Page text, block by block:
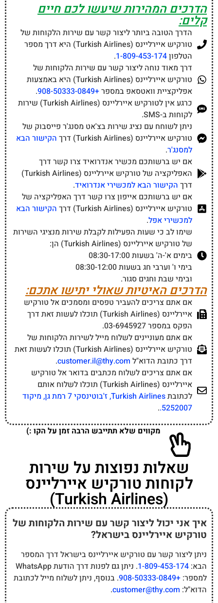
הדרכים המהירות שיעשו לכם חיים
קלים:
הדרך הטובה ביותר ליצור קשר עם שירות הלקוחות של
טורקיש איירליינס (Turkish Airlines) היא דרך מספר
הטלפון1-809-453-174
.
דרך מאוד נוחה ליצור קשר עם שירות הלקוחות של
טורקיש איירליינס (Turkish Airlines) היא באמצעות
אפליקציית וואטסאפ במספר+908-50333-0849
.
כרגע אין לטורקיש איירליינס (Turkish Airlines) שירות
לקוחות ב-SMS.
ניתן לשוחח עם נציג שירות בצ'אט מסנג'ר פייסבוק של
טורקיש איירליינס (Turkish Airlines) דרך
הקישור הבא
למסנג'ר.
אם יש ברשותכם מכשיר אנדרואיד צרו קשר דרך
האפליקציה של טורקיש איירליינס (Turkish Airlines)
דרך הקישור הבא למכשירי אנדרואיד.
אם יש ברשותכם אייפון צרו קשר דרך האפליקציה של
טורקיש איירליינס (Turkish Airlines) דרך
הקישור הבא
למכשירי אפל.
שימו לב כי שעות הפעילות לקבלת שירות מנציגי השירות
של טורקיש איירליינס (Turkish Airlines) הן:
בימים א'-ה' בשעות 08:30-17:00
בימי ו' וערבי חג בשעות 08:30-12:00
ובימי שבת וחגים סגור.
הדרכים האיטיות שאולי יתישו אתכם:
אם אתם צריכים להעביר טפסים ומסמכים אל טורקיש
איירליינס (Turkish Airlines) תוכלו לעשות זאת דרך
הפקס במספר 03-6945927.
אם אתם מעוניינים לשלוח מייל לשירות הלקוחות של
טורקיש איירליינס (Turkish Airlines) תוכלו לעשות זאת
דרך כתובת הדוא"ל customer.il@thy.com
.
אם אתם צריכים לשלוח מכתבים בדואר אל טורקיש
איירליינס (Turkish Airlines) תוכלו לשלוח אותם
לכתובת
Turkish Airlines, ז'בוטינסקי 7 רמת גן, מיקוד
5252007.
.
מקווים שלא תתייבש הרבה זמן על הקו :)
שאלות נפוצות על שירות
לקוחות טורקיש איירליינס
(Turkish Airlines)
איך אני יכול ליצור קשר עם שירות הלקוחות של
טורקיש איירליינס בישראל?
ניתן ליצור קשר עם טורקיש איירליינס בישראל דרך המספר
הבא: 1-809-453-174
. ניתן גם לפנות דרך הודעת WhatsApp
למספר: +908-50333-0849
. בנוסף, ניתן לשלוח מייל לכתובת
הדוא"ל: customer@thy.com
.